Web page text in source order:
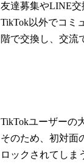
友達募集やLINE交
TikTok以外でコミ
階で交換し、交流
TikTokユーザーの
そのため、初対面
ロックされてしま